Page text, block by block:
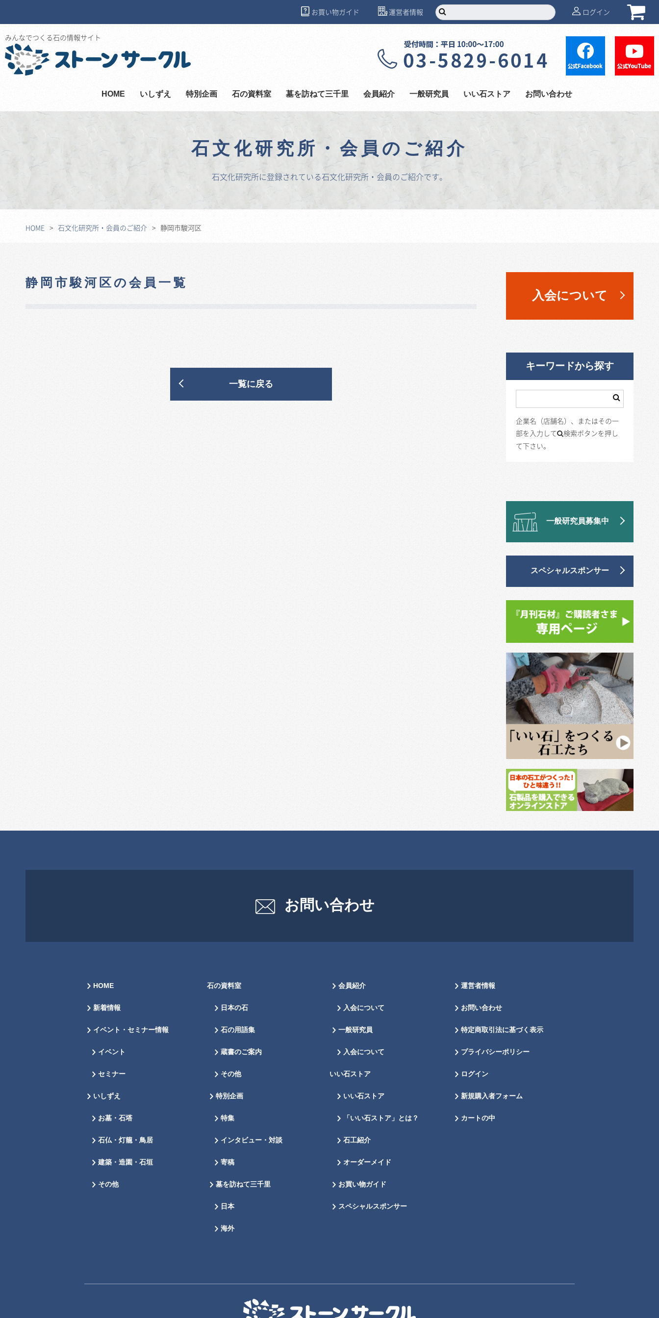
お買い物ガイド 運営者情報 ログイン
みんなでつくる石の情報サイト
HOME いしずえ 特別企画 石の資料室 墓を訪ねて三千里 会員紹介 一般研究員 いい石ストア お問い合わせ
石文化研究所・会員のご紹介
石文化研究所に登録されている石文化研究所・会員のご紹介です。
HOME 石文化研究所・会員のご紹介 静岡市駿河区
静岡市駿河区の会員一覧
一覧に戻る
入会について
キーワードから探す
企業名（店舗名）、またはその一
部を入力して
検索ボタンを押し
て下さい。
一般研究員募集中
スペシャルスポンサー
お問い合わせ
HOME
新着情報
イベント・セミナー情報
イベント
セミナー
いしずえ
お墓・石塔
石仏・灯籠・鳥居
建築・造園・石垣
その他
石の資料室
日本の石
石の用語集
蔵書のご案内
その他
特別企画
特集
インタビュー・対談
寄稿
墓を訪ねて三千里
日本
海外
会員紹介
入会について
一般研究員
入会について
いい石ストア
いい石ストア
「いい石ストア」とは？
石工紹介
オーダーメイド
お買い物ガイド
スペシャルスポンサー
運営者情報
お問い合わせ
特定商取引法に基づく表示
プライバシーポリシー
ログイン
新規購入者フォーム
カートの中